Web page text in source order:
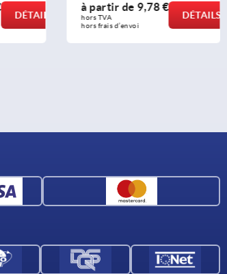
DÉTAILS
à partir de 9,78 €
hors TVA
hors frais d’envoi
DÉTAILS